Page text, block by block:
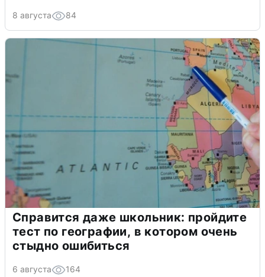
8 августа 84
Справится даже школьник: пройдите
тест по географии, в котором очень
стыдно ошибиться
6 августа 164